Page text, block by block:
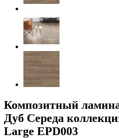
Композитный
Дуб Середа
Large EPD003